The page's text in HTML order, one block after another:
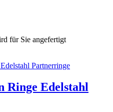
für Sie angefertigt
Ringe Edelstahl